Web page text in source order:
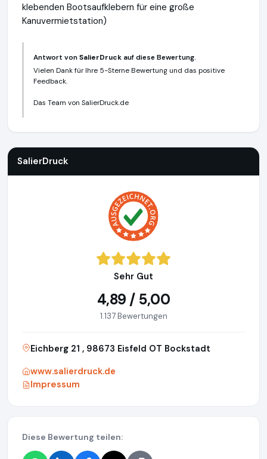
klebenden Bootsaufklebern für eine große
Kanuvermietstation)
Antwort vonSalierDruck auf diese Bewertung.
Vielen Dank für Ihre 5-Sterne Bewertung und das positive
Feedback.
Das Team von SalierDruck.de
SalierDruck
Sehr Gut
4,89 / 5,00
1.137 Bewertungen
Eichberg 21 , 98673 Eisfeld OT Bockstadt
www.salierdruck.de
Impressum
Diese Bewertung teilen: